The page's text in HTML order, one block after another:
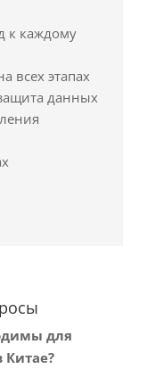
к каждому
всех этапах
данных
для